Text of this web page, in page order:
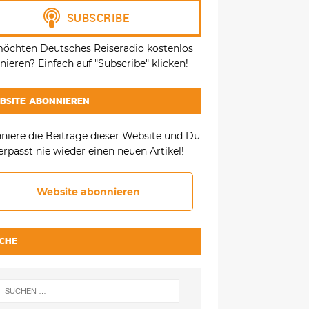
Deutsches Reiseradio kostenlos
Einfach auf "Subscribe" klicken!
ABONNIEREN
die Beiträge dieser Website und Du
nie wieder einen neuen Artikel!
Website abonnieren